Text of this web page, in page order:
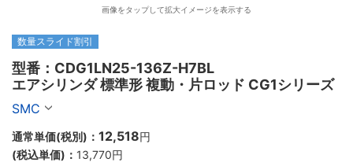
画像をタップして拡大イメージを表示する
数量スライド割引
型番：CDG1LN25-136Z-H7BL
エアシリンダ 標準形 複動・片ロッド CG1シリーズ
SMC
通常単価(税別)： 12,518円
(税込単価)： 13,770円